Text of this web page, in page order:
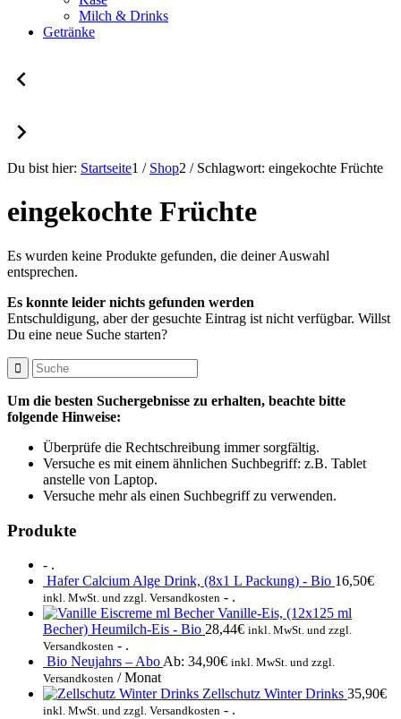
Milch & Drinks
Getränke
Du bist hier: Startseite1 / Shop2 / Schlagwort: eingekochte Früchte
eingekochte Früchte
Es wurden keine Produkte gefunden, die deiner Auswahl
entsprechen.
Es konnte leider nichts gefunden werden
Entschuldigung, aber der gesuchte Eintrag ist nicht verfügbar. Willst
Du eine neue Suche starten?
Um die besten Suchergebnisse zu erhalten, beachte bitte
folgende Hinweise:
Überprüfe die Rechtschreibung immer sorgfältig.
Versuche es mit einem ähnlichen Suchbegriff: z.B. Tablet
anstelle von Laptop.
Versuche mehr als einen Suchbegriff zu verwenden.
Produkte
- .
Hafer Calcium Alge Drink, (8x1 L Packung) - Bio 16,50€
inkl. MwSt. und zzgl. Versandkosten - .
Vanille-Eis, (12x125 ml
Becher) Heumilch-Eis - Bio 28,44€ inkl. MwSt. und zzgl.
Versandkosten - .
Bio Neujahrs – Abo Ab: 34,90€ inkl. MwSt. und zzgl.
Versandkosten / Monat
Zellschutz Winter Drinks 35,90€
inkl. MwSt. und zzgl. Versandkosten - .